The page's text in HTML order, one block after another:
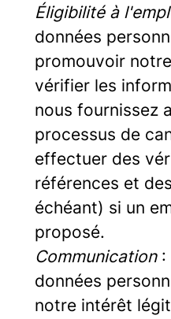
Éligibilité à
données
promouvoir
vérifier les
nous fournissez
processus de
effectuer des
références et
échéant) si un
proposé.
Communication :
données
notre intérêt